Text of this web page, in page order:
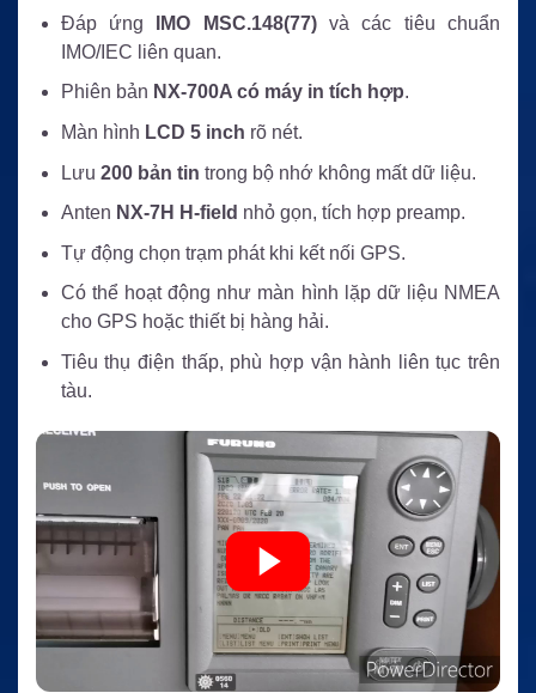
Đáp ứng
IMO MSC.148(77)và các tiêu chuẩn
IMO/IEC liên quan.
Phiên bản NX-700A có máy in tích hợp.
Màn hình LCD 5 inch rõ nét.
Lưu 200 bản tin trong bộ nhớ không mất dữ liệu.
Anten NX-7H H-field nhỏ gọn, tích hợp preamp.
Tự động chọn trạm phát khi kết nối GPS.
Có thể hoạt động như màn hình lặp dữ liệu NMEA
cho GPS hoặc thiết bị hàng hải.
Tiêu thụ điện thấp, phù hợp vận hành liên tục trên
tàu.